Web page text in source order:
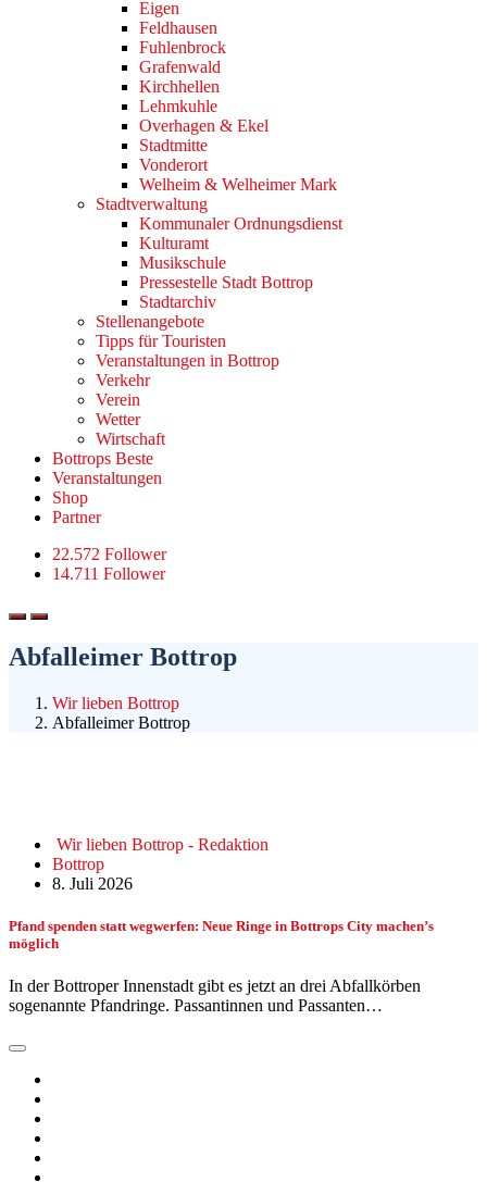
Eigen
Feldhausen
Fuhlenbrock
Grafenwald
Kirchhellen
Lehmkuhle
Overhagen & Ekel
Stadtmitte
Vonderort
Welheim & Welheimer Mark
Stadtverwaltung
Kommunaler Ordnungsdienst
Kulturamt
Musikschule
Pressestelle Stadt Bottrop
Stadtarchiv
Stellenangebote
Tipps für Touristen
Veranstaltungen in Bottrop
Verkehr
Verein
Wetter
Wirtschaft
Bottrops Beste
Veranstaltungen
Shop
Partner
22.572 Follower
14.711 Follower
Abfalleimer Bottrop
Wir lieben Bottrop
Abfalleimer Bottrop
Wir lieben Bottrop - Redaktion
Bottrop
8. Juli 2026
Pfand spenden statt wegwerfen: Neue Ringe in Bottrops City machen’s
möglich
In der Bottroper Innenstadt gibt es jetzt an drei Abfallkörben
sogenannte Pfandringe. Passantinnen und Passanten…